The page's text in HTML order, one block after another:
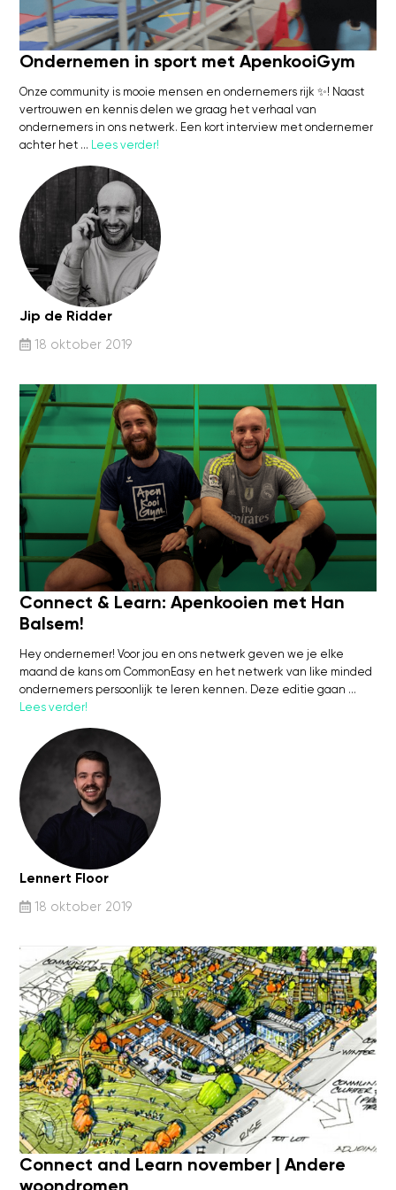
Kosten
Webinars's
Overige video's
Netwerk
Netwerk
Groepen
Social
Community
Facebook
Instagram
Linkedin
Ondernemen in sport met ApenkooiGym
Onze community is mooie mensen en ondernemers rijk ✨! Naast
vertrouwen en kennis delen we graag het verhaal van
ondernemers in ons netwerk. Een kort interview met ondernemer
achter het … Lees verder!
Jip de Ridder
18 oktober 2019
Connect & Learn: Apenkooien met Han
Balsem!
Hey ondernemer! Voor jou en ons netwerk geven we je elke
maand de kans om CommonEasy en het netwerk van like minded
ondernemers persoonlijk te leren kennen. Deze editie gaan …
Lees verder!
Lennert Floor
18 oktober 2019
Connect and Learn november | Andere
woondromen